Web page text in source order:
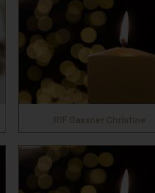
RIF Gassner Christine